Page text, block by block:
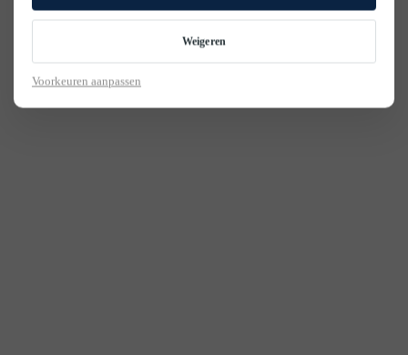
Weigeren
Voorkeuren aanpassen